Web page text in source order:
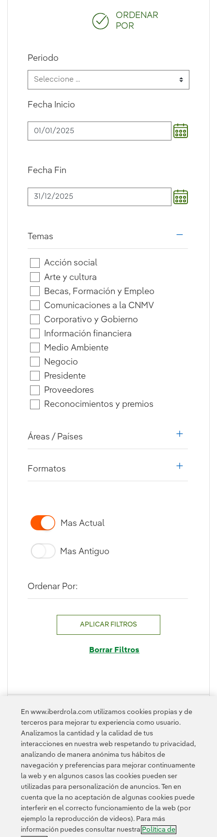
ORDENAR
POR
Fecha Inicio
Fecha Fin
Periodo
Temas
Acción social
Arte y cultura
Becas, Formación y Empleo
Comunicaciones a la CNMV
Corporativo y Gobierno
Información financiera
Medio Ambiente
Negocio
Presidente
Proveedores
Reconocimientos y premios
Áreas / Países
Formatos
Ordenar Por:
Mas Actual
Mas Antiguo
APLICAR FILTROS
Borrar Filtros
Contacta Política de Privacidad Información legal
Transparencia en el uso de la IA Política de cookies
Configuración de cookies Accesibilidad Canal de denuncias
En www.iberdrola.com utilizamos cookies propias y de
terceros para mejorar tu experiencia como usuario.
Analizamos la cantidad y la calidad de tus
interacciones en nuestra web respetando tu privacidad,
analizando de manera anónima tus hábitos de
navegación y preferencias para mejorar continuamente
la web y en algunos casos las cookies pueden ser
utilizadas para personalización de anuncios. Ten en
cuenta que la no aceptación de algunas cookies puede
interferir en el correcto funcionamiento de la web (por
ejemplo la reproducción de videos). Para más
información puedes consultar nuestra Política de